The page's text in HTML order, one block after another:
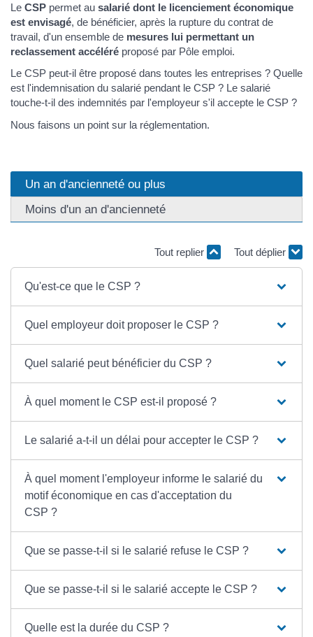
Le CSP permet au salarié dont le licenciement économique
est envisagé, de bénéficier, après la rupture du contrat de
travail, d'un ensemble de mesures lui permettant un
reclassement accéléré proposé par Pôle emploi.
Le CSP peut-il être proposé dans toutes les entreprises ? Quelle
est l'indemnisation du salarié pendant le CSP ? Le salarié
touche-t-il des indemnités par l'employeur s'il accepte le CSP ?
Nous faisons un point sur la réglementation.
Un an d'ancienneté ou plus
Moins d'un an d'ancienneté
Tout replier Tout déplier
Qu'est-ce que le CSP ?
Quel employeur doit proposer le CSP ?
Quel salarié peut bénéficier du CSP ?
À quel moment le CSP est-il proposé ?
Le salarié a-t-il un délai pour accepter le CSP ?
À quel moment l'employeur informe le salarié du
motif économique en cas d'acceptation du
CSP ?
Que se passe-t-il si le salarié refuse le CSP ?
Que se passe-t-il si le salarié accepte le CSP ?
Quelle est la durée du CSP ?